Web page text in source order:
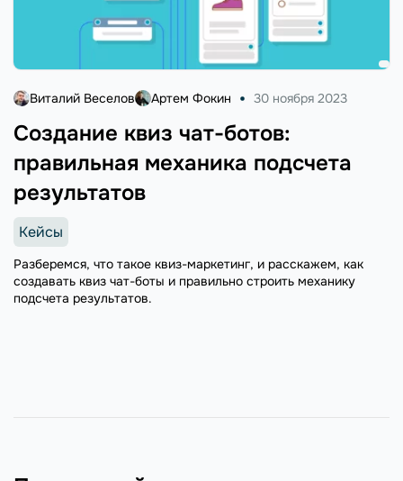
Создание квиз чат-ботов:
правильная механика подсчета
результатов
Виталий Веселов Артем Фокин 30 ноября 2023
Кейсы
Разберемся, что такое квиз-маркетинг, и расскажем, как
создавать квиз чат-боты и правильно строить механику
подсчета результатов.